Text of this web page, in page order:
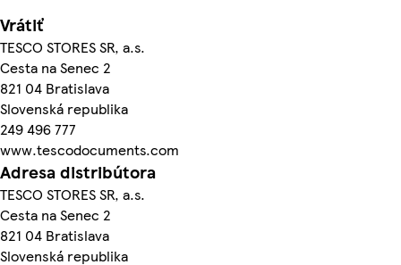
Vrátiť
TESCO STORES SR, a.s.
Cesta na Senec 2
821 04 Bratislava
Slovenská republika
249 496 777
www.tescodocuments.com
Adresa distribútora
TESCO STORES SR, a.s.
Cesta na Senec 2
821 04 Bratislava
Slovenská republika